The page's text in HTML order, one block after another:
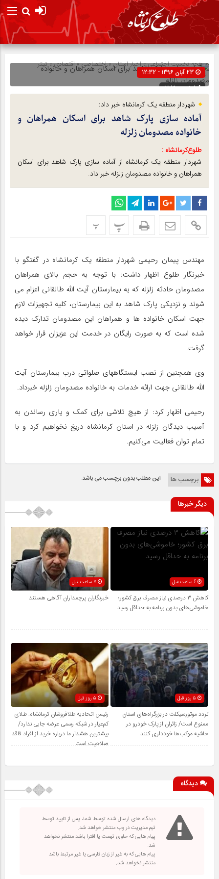
صفحه نخستاجتماعی»اخبار استان»اختصاصی»اقتصادی»تیتر
یک
شناسه : 1889
شهردار منطقه یک کرمانشاه خبر داد:
آماده سازی پارک شاهد برای اسکان همراهان و
خانواده مصدومان زلزله
طلوع‌‌کرمانشاه :
شهردار منطقه یک کرمانشاه از آماده سازی پارک شاهد برای اسکان
همراهان و خانواده مصدومان زلزله خبر داد.
پ پ
مهندس پیمان رحیمی شهردار منطقه یک کرمانشاه در گفتگو با
خبرنگار طلوع اظهار داشت: با توجه به حجم بالای همراهان
مصدومان حادثه زلزله که به بیمارستان آیت الله طالقانی اعزام می
شوند و نزدیکی پارک شاهد به این بیمارستان، کلیه تجهیزات لازم
جهت اسکان خانواده ها و همراهان این مصدومان تدارک دیده
شده است که به صورت رایگان در خدمت این عزیزان قرار خواهد
گرفت.
وی همچنین از نصب ایستگاههای صلواتی درب بیمارستان آیت
الله طالقانی جهت ارائه خدمات به خانواده مصدومان زلزله خبرداد.
رحیمی اظهار کرد: از هیچ تلاشی برای کمک و یاری رساندن به
آسیب دیدگان زلزله در استان کرمانشاه دریغ نخواهیم کرد و با
تمام توان فعالیت می‌کنیم.
برچسب ها این مطلب بدون برچسب می باشد.
دیگر خبرها
6 ساعت قبل
کاهش ۳ درصدی نیاز مصرف برق کشور؛
خاموشی‌های بدون برنامه به حداقل رسید
خبرنگاران پرچمداران آگاهی هستند
تردد موتورسیکلت در بزرگراه‌های استان
ممنوع است/ زائران از پارک خودرو در
حاشیه موکب‌ها خودداری کنند
رئیس اتحادیه طلافروشان کرمانشاه: طلای
کم‌عیار در شبکه رسمی عرضه جایی ندارد/
بیشترین هشدار ما درباره خرید از افراد فاقد
صلاحیت است
دیدگاه
دیدگاه های ارسال شده توسط شما، پس از تایید توسط
تیم مدیریت در وب منتشر خواهد شد.
پیام هایی که حاوی تهمت یا افترا باشد منتشر نخواهد
شد.
پیام هایی که به غیر از زبان فارسی یا غیر مرتبط باشد
منتشر نخواهد شد.